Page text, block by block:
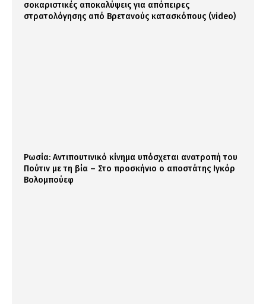
σοκαριστικές αποκαλύψεις για απόπειρες
στρατολόγησης από Βρετανούς κατασκόπους (video)
Ρωσία: Αντιπουτινικό κίνημα υπόσχεται ανατροπή του
Πούτιν με τη βία – Στο προσκήνιο ο αποστάτης Ιγκόρ
Βολομπούεφ